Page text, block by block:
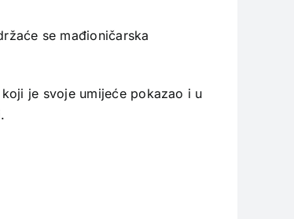
se mađioničarska
je svoje umijeće pokazao i u